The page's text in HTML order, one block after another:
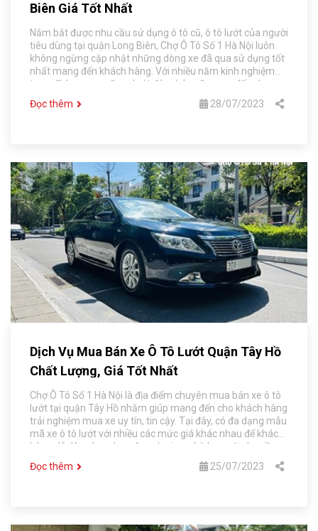
Biên Giá Tốt Nhất
Nắm bắt được nhu cầu sử dụng ô tô cũ, ô tô lướt của người
tiêu dùng tại quận Long Biên, Chợ Ô Tô Số 1 Hà Nội luôn
không ngừng cập nhật những dòng xe đã qua sử dụng tốt
nhất mang đến khách hàng. Với nhiều năm kinh nghiệm
trong lĩnh vực xe cũ, xe lướt đảm bảo sẽ mang đến cho
khách hàng những đãi ngộ vô cùng tốt, là địa chỉ uy tín mà
khách hàng có thể tin tưởng lựa chọn đúng với nhu cầu và
Đọc thêm 28/07/2023
Dịch Vụ Mua Bán Xe Ô Tô Lướt Quận Tây Hồ
Chất Lượng, Giá Tốt Nhất
Chợ Ô Tô Số 1 Hà Nội là địa điểm chuyên mua bán xe ô tô
lướt tại quận Tây Hồ nhằm giúp mang đến cho khách hàng
trải nghiệm mua xe uy tín, tin cậy. Tại đây, có đa dạng mẫu
mã xe ô tô lướt với nhiều các mức giá khác nhau để khách
hàng dễ dàng lựa chọn được loại xe phù hợp với nhu cầu.
Đọc thêm
25/07/2023